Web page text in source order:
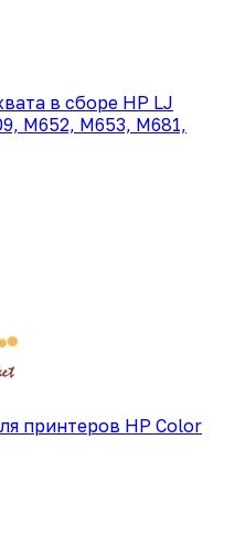
в сборе HP LJ
M652, M653, M681,
принтеров HP Color